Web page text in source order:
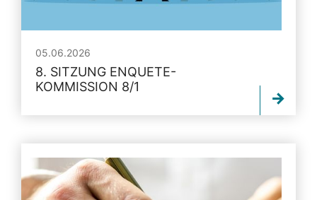
05.06.2026
8. SITZUNG ENQUETE-
KOMMISSION 8/1